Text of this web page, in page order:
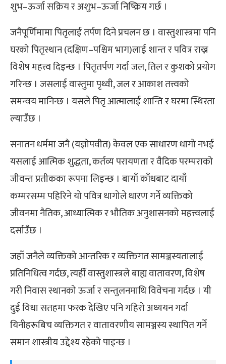
शुभ–ऊर्जा सक्रिय र अशुभ–ऊर्जा निष्क्रिय गर्छ ।
जनैपूर्णिमामा पितृलाई तर्पण दिने प्रचलन छ । वास्तुशास्त्रमा पनि
घरको पितृस्थान (दक्षिण–पश्चिम भाग)लाई शान्त र पवित्र राख्न
विशेष महत्त्व दिइन्छ । पितृतर्पण गर्दा जल, तिल र कुशको प्रयोग
गरिन्छ । जसलाई वास्तुमा पृथ्वी, जल र आकाश तत्त्वको
समन्वय मानिन्छ । यसले पितृ आत्मालाई शान्ति र घरमा स्थिरता
ल्याउँछ ।
सनातन धर्ममा जनै (यज्ञोपवीत) केवल एक साधारण धागो नभई
यसलाई आत्मिक शुद्धता, कर्तव्य परायणता र वैदिक परम्पराको
जीवन्त प्रतीकका रूपमा लिइन्छ । बायाँ काँधबाट दायाँ
कम्मरसम्म पहिरिने यो पवित्र धागोले धारण गर्ने व्यक्तिको
जीवनमा नैतिक, आध्यात्मिक र भौतिक अनुशासनको महत्त्वलाई
दर्साउँछ ।
जहाँ जनैले व्यक्तिको आन्तरिक र व्यक्तिगत सामञ्जस्यतालाई
प्रतिनिधित्व गर्दछ, त्यहीँ वास्तुशास्त्रले बाह्य वातावरण, विशेष
गरी निवास स्थानको ऊर्जा र सन्तुलनमाथि विवेचना गर्दछ । यी
दुई विधा सतहमा फरक देखिए पनि गहिरो अध्ययन गर्दा
यिनीहरूबिच व्यक्तिगत र वातावरणीय सामञ्जस्य स्थापित गर्ने
समान शास्त्रीय उद्देश्य रहेको पाइन्छ ।